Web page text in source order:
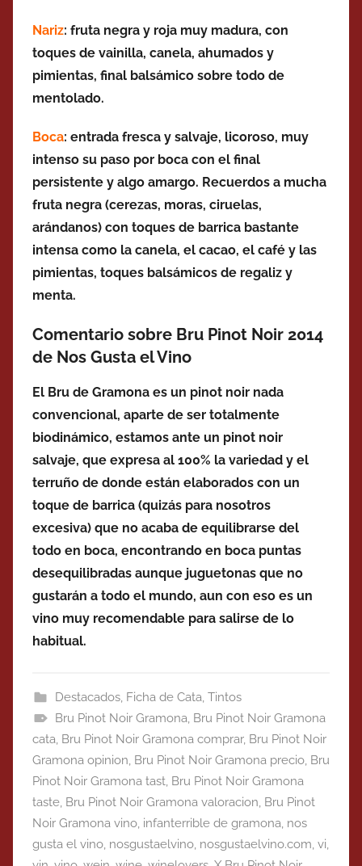
Nariz: fruta negra y roja muy madura, con
toques de vainilla, canela, ahumados y
pimientas, final balsámico sobre todo de
mentolado.
Boca: entrada fresca y salvaje, licoroso, muy
intenso su paso por boca con el final
persistente y algo amargo. Recuerdos a mucha
fruta negra (cerezas, moras, ciruelas,
arándanos) con toques de barrica bastante
intensa como la canela, el cacao, el café y las
pimientas, toques balsámicos de regaliz y
menta.
Comentario sobre Bru Pinot Noir 2014
de Nos Gusta el Vino
El Bru de Gramona es un pinot noir nada
convencional, aparte de ser totalmente
biodinámico, estamos ante un pinot noir
salvaje, que expresa al 100% la variedad y el
terruño de donde están elaborados con un
toque de barrica (quizás para nosotros
excesiva) que no acaba de equilibrarse del
todo en boca, encontrando en boca puntas
desequilibradas aunque juguetonas que no
gustarán a todo el mundo, aun con eso es un
vino muy recomendable para salirse de lo
habitual.
Destacados, Ficha de Cata, Tintos
Bru Pinot Noir Gramona, Bru Pinot Noir Gramona
cata, Bru Pinot Noir Gramona comprar, Bru Pinot Noir
Gramona opinion, Bru Pinot Noir Gramona precio, Bru
Pinot Noir Gramona tast, Bru Pinot Noir Gramona
taste, Bru Pinot Noir Gramona valoracion, Bru Pinot
Noir Gramona vino, infanterrible de gramona, nos
gusta el vino, nosgustaelvino, nosgustaelvino.com, vi,